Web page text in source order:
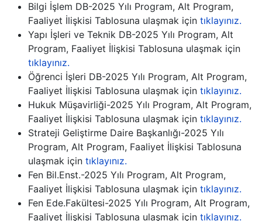
Bilgi İşlem DB-2025 Yılı Program, Alt Program,
Faaliyet İlişkisi Tablosuna ulaşmak için tıklayınız.
Yapı İşleri ve Teknik DB-2025 Yılı Program, Alt
Program, Faaliyet İlişkisi Tablosuna ulaşmak için
tıklayınız.
Öğrenci İşleri DB-2025 Yılı Program, Alt Program,
Faaliyet İlişkisi Tablosuna ulaşmak için tıklayınız.
Hukuk Müşavirliği-2025 Yılı Program, Alt Program,
Faaliyet İlişkisi Tablosuna ulaşmak için tıklayınız.
Strateji Geliştirme Daire Başkanlığı-2025 Yılı
Program, Alt Program, Faaliyet İlişkisi Tablosuna
ulaşmak için tıklayınız.
Fen Bil.Enst.-2025 Yılı Program, Alt Program,
Faaliyet İlişkisi Tablosuna ulaşmak için tıklayınız.
Fen Ede.Fakültesi-2025 Yılı Program, Alt Program,
Faaliyet İlişkisi Tablosuna ulaşmak için tıklayınız.